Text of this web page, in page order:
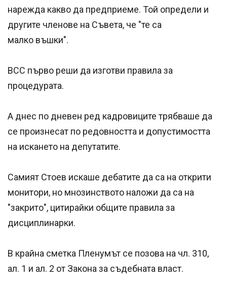
нарежда какво да предприеме. Той определи и
другите членове на Съвета, че "те са
малко въшки".
ВСС първо реши да изготви правила за
процедурата.
А днес по дневен ред кадровиците трябваше да
се произнесат по редовността и допустимостта
на искането на депутатите.
Самият Стоев искаше дебатите да са на открити
монитори, но мнозинството наложи да са на
"закрито", цитирайки общите правила за
дисциплинарки.
В крайна сметка Пленумът се позова на чл. 310,
ал. 1 и ал. 2 от Закона за съдебната власт.